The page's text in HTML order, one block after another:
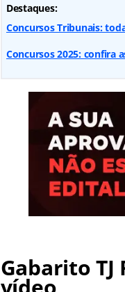
Destaques:
Concursos Tribunais:
Concursos 2025: confira
Gabarito